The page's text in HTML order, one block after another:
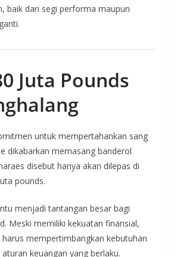
baik dari segi performa maupun
Juta Pounds
untuk mempertahankan sang
dikabarkan memasang banderol
disebut hanya akan dilepas di
pounds.
menjadi tantangan besar bagi
Meski memiliki kekuatan finansial,
mempertimbangkan kebutuhan
keuangan yang berlaku.